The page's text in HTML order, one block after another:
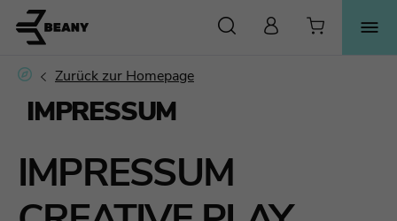
SUCHE
IMPRESSUM
IMPRESSUM